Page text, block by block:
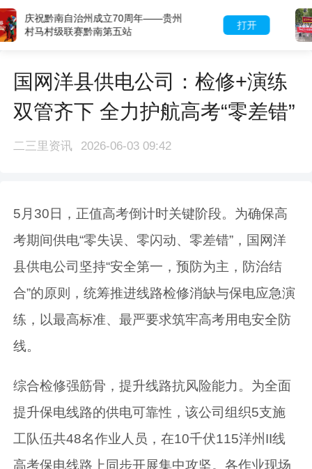
咸阳市中心医院多学科义诊进广场，
零距离守护百姓“全周期健康”
国网洋县供电公司：检修+演练
双管齐下 全力护航高考“零差错”
二三里资讯 2026-06-03 09:42
5月30日，正值高考倒计时关键阶段。为确保高
考期间供电“零失误、零闪动、零差错”，国网洋
县供电公司坚持“安全第一，预防为主，防治结
合”的原则，统筹推进线路检修消缺与保电应急演
练，以最高标准、最严要求筑牢高考用电安全防
线。
综合检修强筋骨，提升线路抗风险能力。为全面
提升保电线路的供电可靠性，该公司组织5支施
工队伍共48名作业人员，在10千伏115洋州II线
高考保电线路上同步开展集中攻坚。各作业现场